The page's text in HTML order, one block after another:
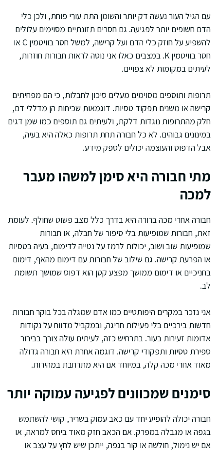
עם הגיל העור נעשה דק יותר והשומן התת עורִי פוחת, ולכן כלי
הדם חשופים יותר לפגיעה. גם חסרים תזונתיים מסוימים עלולים
להשפיע על חוזק כלי הדם ועל קרישה, למשל חסר בוויטמין C או
חסר בוויטמין K. במצבים כאלו אני נוטה לראות חבורות חוזרות,
לעיתים במקומות לא צפויים.
תרופות ותוספים מסוימים מעלים סיכון לחבלות, כי הם מפחיתים
קרישה או משנים תפקוד טסיות. דוגמאות שכיחות הן מדללי דם,
חלק מהתרופות נוגדות דלקת, ולעיתים גם תוספים כמו שמן דגים
במינונים גבוהים. לא כל חבורה תחת תרופות כאלה היא בעיה,
אבל הדפוס והעוצמה יכולים לספק מידע.
מתי חבורה היא סימן למשהו מעבר
למכה
חבורה אחרי מכה ברורה היא בדרך כלל מצב פשוט שחולף. לעומת
זאת, חבורות שמופיעות בלי סיפור של חבלה, או חבורות
שמופיעות שוב ושוב, יכולות לרמז על נטייה לדימום, בעיה בטסיות
או הפרעת קרישה. גם שילוב של חבורות עם דימום מהאף, דימום
בחניכיים או דימום ממושך מפצע קטן הוא דפוס שמושך תשומת
לב.
אני נזכר במקרים היפותטיים כמו אדם שמגלה בכל בוקר חבורות
חדשות בירכיים בלי פעילות חריגה, ובמקביל מדווח על נקודות
אדומות זעירות בעור. בתרחיש כזה, לעיתים עולה צורך בבירור
ספירת טסיות ותפקודי קרישה. דוגמה אחרת היא חבורה גדולה
מאוד אחרי מכה קלה, במיוחד אם היא מתרחבת במהירות.
סימנים שמכוונים לפגיעה עמוקה יותר
חבורה יכולה להופיע יחד עם כאב עמוק בשריר, קושי להשתמש
בגפה או מגבלה במפרק. אם הכאב חזק מאוד ביחס למראה, או
אם יש נימול, חולשה או קור בגפה, ייתכן שיש לחץ על עצב או